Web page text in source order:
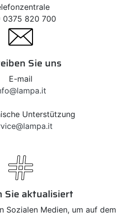
0375 820 700
Sie uns
E-mail
Unterstützung
Sie aktualisiert
Sozialen Medien, um auf dem